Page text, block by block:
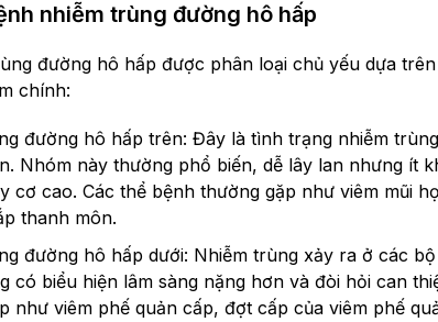
nhiễm trùng đường hô hấp
đường hô hấp được phân loại chủ yếu dựa
chính:
đường hô hấp trên: Đây là tình trạng nhiễm
Nhóm này thường phổ biến, dễ lây lan nhưng ít
cơ cao. Các thể bệnh thường gặp như viêm mũi
thanh môn.
đường hô hấp dưới: Nhiễm trùng xảy ra ở các
có biểu hiện lâm sàng nặng hơn và đòi hỏi can
như viêm phế quản cấp, đợt cấp của viêm phế